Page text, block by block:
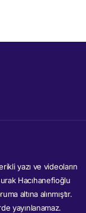
yazı ve videoların
Hacıhanefioğlu
altına alınmıştır.
yayınlanamaz.